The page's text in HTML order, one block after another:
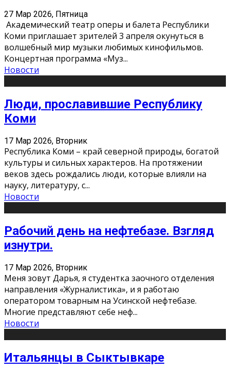
27 Мар 2026, Пятница
Академический театр оперы и балета Республики
Коми приглашает зрителей 3 апреля окунуться в
волшебный мир музыки любимых кинофильмов.
Концертная программа «Муз...
Новости
Люди, прославившие Республику
Коми
17 Мар 2026, Вторник
Республика Коми – край северной природы, богатой
культуры и сильных характеров. На протяжении
веков здесь рождались люди, которые влияли на
науку, литературу, с...
Новости
Рабочий день на нефтебазе. Взгляд
изнутри.
17 Мар 2026, Вторник
Меня зовут Дарья, я студентка заочного отделения
направления «Журналистика», и я работаю
оператором товарным на Усинской нефтебазе.
Многие представляют себе неф...
Новости
Итальянцы в Сыктывкаре